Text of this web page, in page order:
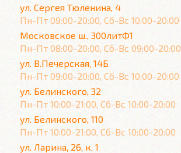
ул. Сергея Тюленина, 4
Пн-Пт 09:00-20:00, Сб-Вс 10:00-20:00
Московское ш., 300литФ1
Пн-Пт 08:00-20:00, Сб-Вс 09:00-20:00
ул. В.Печерская, 14Б
Пн-Пт 09:00-20:00, Сб-Вс 10:00-20:00
ул. Белинского, 32
Пн-Пт 10:00-21:00, Сб-Вс 10:00-20:00
ул. Белинского, 110
Пн-Пт 10:00-21:00, Сб-Вс 10:00-20:00
ул. Ларина, 26, к. 1